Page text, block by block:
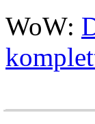
WoW: